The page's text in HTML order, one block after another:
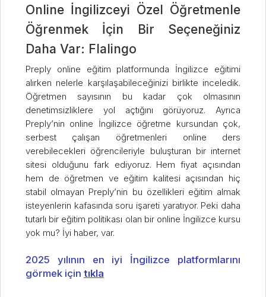
Online İngilizceyi Özel Öğretmenle
Öğrenmek İçin Bir Seçeneğiniz
Daha Var: Flalingo
Preply online eğitim platformunda İngilizce eğitimi
alırken nelerle karşılaşabileceğinizi birlikte inceledik.
Öğretmen sayısının bu kadar çok olmasının
denetimsizliklere yol açtığını görüyoruz. Ayrıca
Preply’nin online İngilizce öğretme kursundan çok,
serbest çalışan öğretmenleri online ders
verebilecekleri öğrencileriyle buluşturan bir internet
sitesi olduğunu fark ediyoruz. Hem fiyat açısından
hem de öğretmen ve eğitim kalitesi açısından hiç
stabil olmayan Preply’nin bu özellikleri eğitim almak
isteyenlerin kafasında soru işareti yaratıyor. Peki daha
tutarlı bir eğitim politikası olan bir online İngilizce kursu
yok mu? İyi haber, var.
2025 yılının en iyi İngilizce platformlarını
görmek için tıkla